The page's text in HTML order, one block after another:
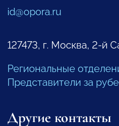
id@opora.ru
127473, г. Москва, 2-й
Региональные
Представители за
Другие контакты